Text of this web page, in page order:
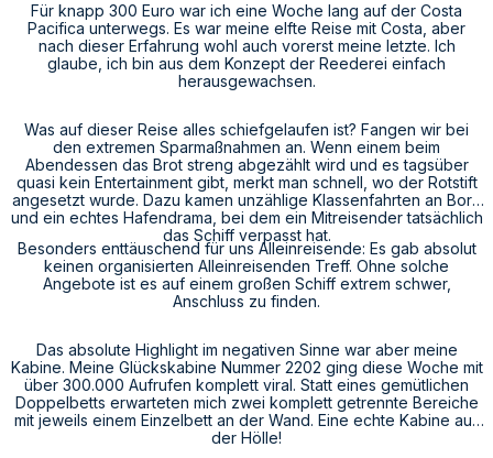
Für knapp 300 Euro war ich eine Woche lang auf der Costa
Pacifica unterwegs. Es war meine elfte Reise mit Costa, aber
nach dieser Erfahrung wohl auch vorerst meine letzte. Ich
glaube, ich bin aus dem Konzept der Reederei einfach
herausgewachsen.
Was auf dieser Reise alles schiefgelaufen ist? Fangen wir bei
den extremen Sparmaßnahmen an. Wenn einem beim
Abendessen das Brot streng abgezählt wird und es tagsüber
quasi kein Entertainment gibt, merkt man schnell, wo der Rotstift
angesetzt wurde. Dazu kamen unzählige Klassenfahrten an Bord
und ein echtes Hafendrama, bei dem ein Mitreisender tatsächlich
das Schiff verpasst hat.
Besonders enttäuschend für uns Alleinreisende: Es gab absolut
keinen organisierten Alleinreisenden Treff. Ohne solche
Angebote ist es auf einem großen Schiff extrem schwer,
Anschluss zu finden.
Das absolute Highlight im negativen Sinne war aber meine
Kabine. Meine Glückskabine Nummer 2202 ging diese Woche mit
über 300.000 Aufrufen komplett viral. Statt eines gemütlichen
Doppelbetts erwarteten mich zwei komplett getrennte Bereiche
mit jeweils einem Einzelbett an der Wand. Eine echte Kabine aus
der Hölle!